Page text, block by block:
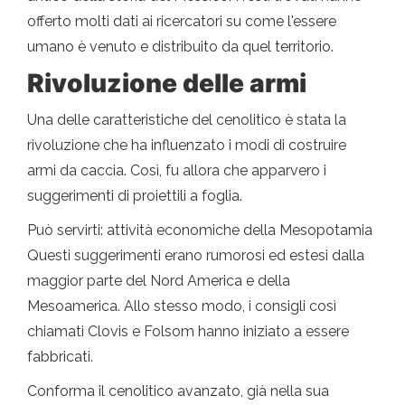
offerto molti dati ai ricercatori su come l'essere
umano è venuto e distribuito da quel territorio.
Rivoluzione delle armi
Una delle caratteristiche del cenolitico è stata la
rivoluzione che ha influenzato i modi di costruire
armi da caccia. Così, fu allora che apparvero i
suggerimenti di proiettili a foglia.
Può servirti: attività economiche della Mesopotamia
Questi suggerimenti erano rumorosi ed estesi dalla
maggior parte del Nord America e della
Mesoamerica. Allo stesso modo, i consigli così
chiamati Clovis e Folsom hanno iniziato a essere
fabbricati.
Conforma il cenolitico avanzato, già nella sua